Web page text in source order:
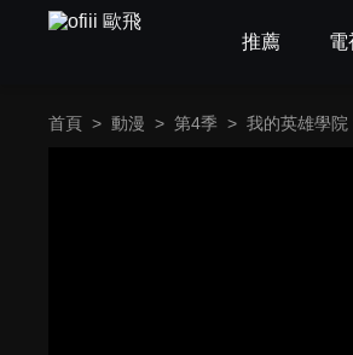
推薦 電
首頁 > 動漫 > 第4季 > 我的英雄學院